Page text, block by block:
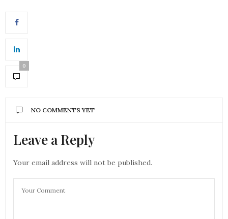
0
NO COMMENTS YET
Leave a Reply
Your email address will not be published.